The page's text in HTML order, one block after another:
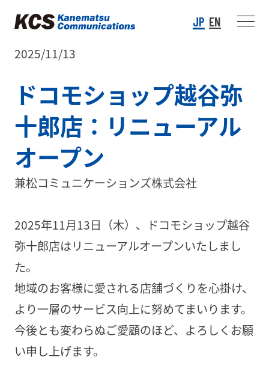
JP EN
2025/11/13
ドコモショップ越谷弥
十郎店：リニューアル
オープン
兼松コミュニケーションズ株式会社
2025年11月13日（木）、ドコモショップ越谷
弥十郎店はリニューアルオープンいたしまし
た。
地域のお客様に愛される店舗づくりを心掛け、
より一層のサービス向上に努めてまいります。
今後とも変わらぬご愛顧のほど、よろしくお願
い申し上げます。